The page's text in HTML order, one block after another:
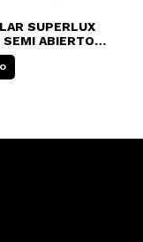
SUPERLUX
ABIERTO